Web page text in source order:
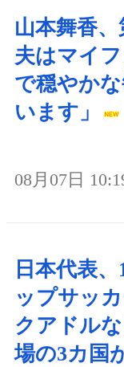
山本舞香
夫はマイ
で穏やか
います」
08月07日
日本代表
ップサッ
クアドル
場の3カ国